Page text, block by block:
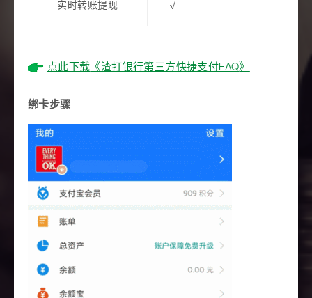
实时转账提现 √
点此下载 《渣打银行第三方快捷支付FAQ》
绑卡步骤